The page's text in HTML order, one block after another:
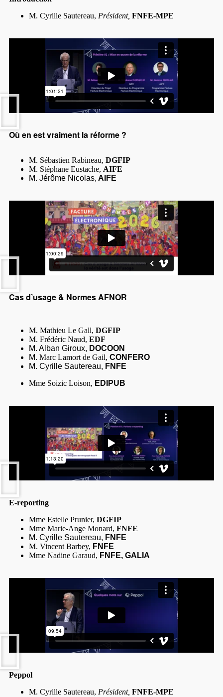
M. Cyrille Sautereau, Président, FNFE-MPE
Où en est vraiment la réforme ?
M. Sébastien Rabineau, DGFIP
M. Stéphane Eustache, AIFE
M. Jérôme Nicolas, AIFE
Cas d’usage & Normes AFNOR
M. Mathieu Le Gall, DGFIP
M. Frédéric Naud, EDF
M. Alban Giroux, DOCOON
M. Marc Lamort de Gail, CONFERO
M. Cyrille Sautereau, FNFE
Mme Soizic Loison, EDIPUB
E-reporting
Mme Estelle Prunier, DGFIP
Mme Marie-Ange Monard, FNFE
M. Cyrille Sautereau, FNFE
M. Vincent Barbey, FNFE
Mme Nadine Garaud, FNFE, GALIA
Peppol
M. Cyrille Sautereau, Président, FNFE-MPE